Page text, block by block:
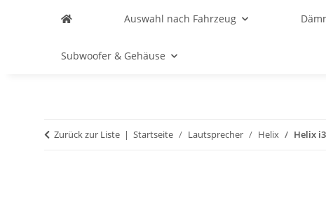
Auswahl nach Fahrzeug
Subwoofer & Gehäuse
Zurück zur Liste Startseite Lautsprecher Helix Helix